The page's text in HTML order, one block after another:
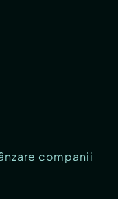
companii